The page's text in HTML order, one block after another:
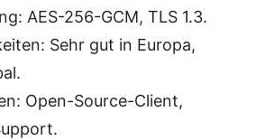
AES-256-GCM, TLS 1.3.
Sehr gut in Europa,
Open-Source-Client,